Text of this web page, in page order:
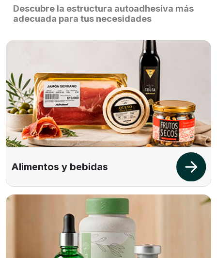
Descubre la estructura autoadhesiva más
adecuada para tus necesidades
Alimentos y bebidas